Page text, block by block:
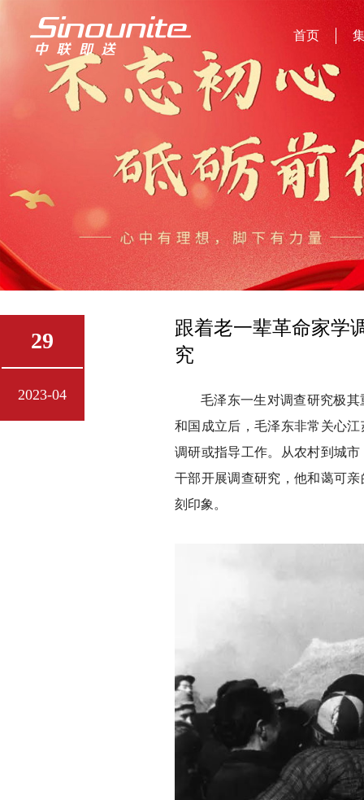
首页
29
2023-04
跟着老一辈革命家学
究
毛泽东一生对调查研究极
和国成立后，毛泽东非常关心
调研或指导工作。从农村到城
干部开展调查研究，他和蔼可
刻印象。